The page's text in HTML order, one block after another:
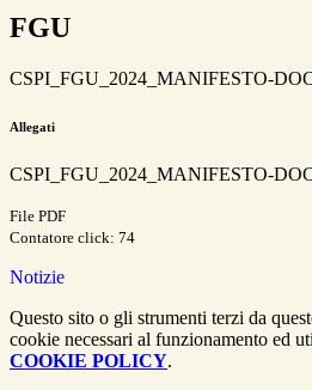
FGU
CSPI_FGU_2024_MANIFESTO-
Allegati
CSPI_FGU_2024_MANIFESTO-
File PDF
Contatore click: 74
Notizie
Questo sito o gli strumenti terzi da
cookie necessari al funzionamento ed
COOKIE POLICY.